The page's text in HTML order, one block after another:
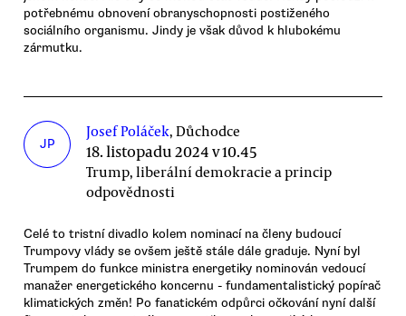
potřebnému obnovení obranyschopnosti postiženého
sociálního organismu. Jindy je však důvod k hlubokému
zármutku.
JP
Josef Poláček, Důchodce
18. listopadu 2024 v 10.45
Trump, liberální demokracie a princip
odpovědnosti
Celé to tristní divadlo kolem nominací na členy budoucí
Trumpovy vlády se ovšem ještě stále dále graduje. Nyní byl
Trumpem do funkce ministra energetiky nominován vedoucí
manažer energetického koncernu - fundamentalistický popírač
klimatických změn! Po fanatickém odpůrci očkování nyní další